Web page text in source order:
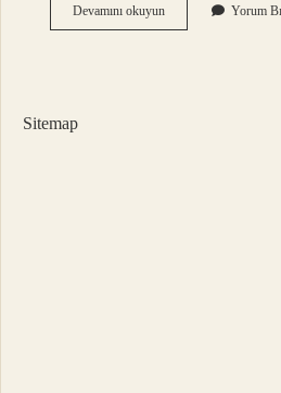
Devamını okuyunLol
Banlar
Yorum
Sitemap